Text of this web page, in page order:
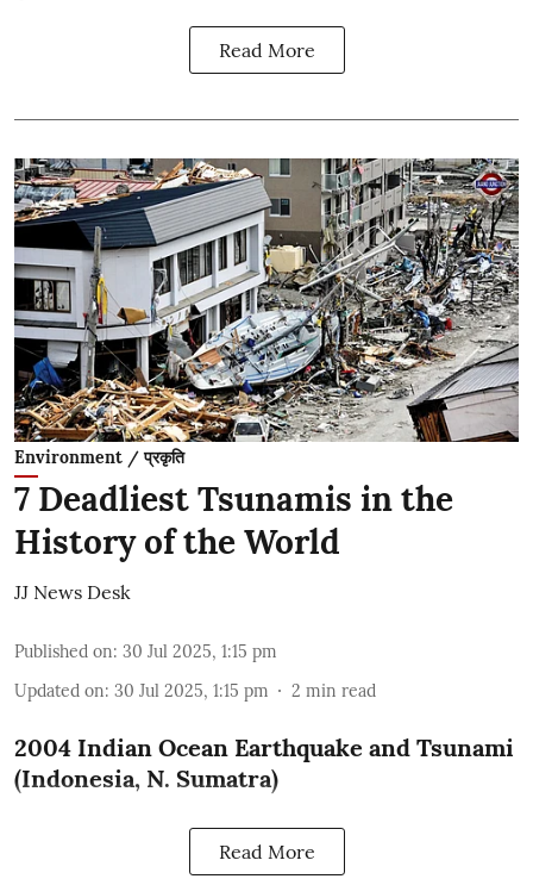
Read More
Environment / प्रकृति
7 Deadliest Tsunamis in the
History of the World
JJ News Desk
Published on: 30 Jul 2025, 1:15 pm
Updated on: 30 Jul 2025, 1:15 pm 2 min read
2004 Indian Ocean Earthquake and Tsunami
(Indonesia, N. Sumatra)
Read More